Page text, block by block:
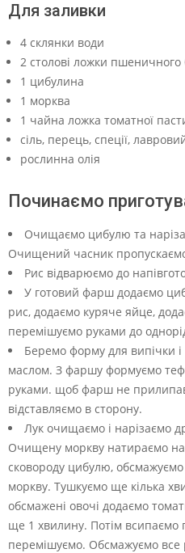
Для заливки
4 склянки води
2 столові ложки
1 цибулина
1 морква
1 чайна ложка томатної
сіль, перець, спеції,
рослинна олія
Починаємо
Очищаємо цибулю та
Очищений часник
Рис відварюємо до
У готовий фарш додаємо
рис, додаємо куряче яйце,
перемішуємо руками до
Беремо форму для випічки
маслом. З фаршу формуємо
руками. щоб фарш не
відставляємо в сторону.
Лук очищаємо і нарізаємо
Очищену моркву натираємо на
сковороду цибулю,
моркву. Тушкуємо ще кілька
обсмажені овочі додаємо
ще 1 хвилину. Потім
перемішуємо. Обсмажуємо все